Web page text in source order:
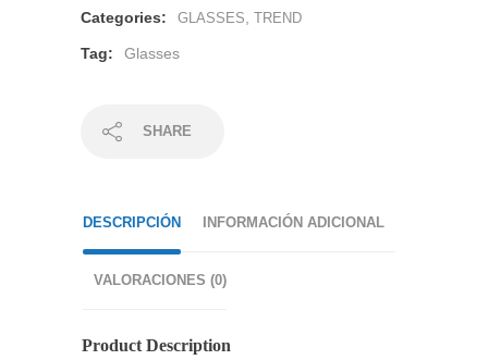
Categories: GLASSES TREND
Tag: Glasses
SHARE
DESCRIPCIÓN INFORMACIÓN ADICIONAL
VALORACIONES (0)
Product Description